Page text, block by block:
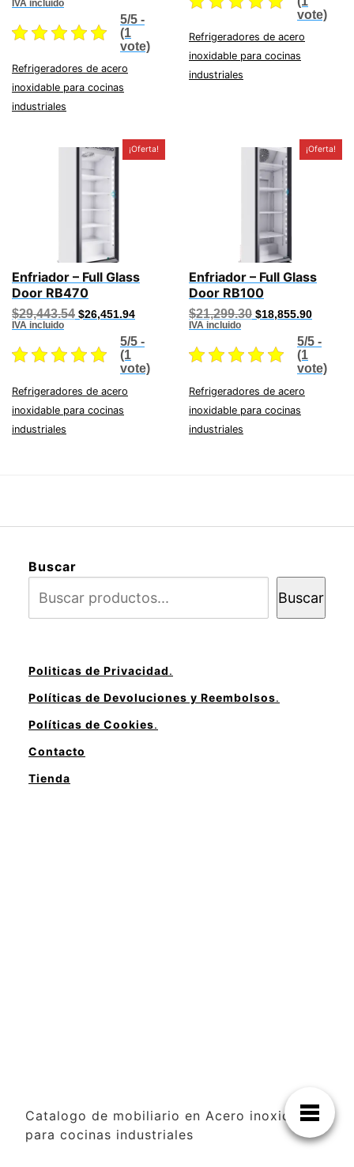
$79,098.50.
is:
$41,840.04.
IVA incluido
5/5 -
(1
vote)
Refrigeradores de acero
inoxidable para cocinas
industriales
vote)
Refrigeradores de acero
inoxidable para cocinas
industriales
¡Oferta!
Enfriador – Full Glass
Door RB470
$29,443.54 Original
$29,443.54.
$26,451.94
is:
$26,451.94.
IVA incluido
5/5 -
(1
vote)
Refrigeradores de acero
inoxidable para cocinas
industriales
¡Oferta!
Enfriador – Full Glass
Door RB100
$21,299.30 Original
$21,299.30.
$18,855.90Current
is:
IVA incluido
5/5 -
(1
vote)
Refrigeradores de acero
inoxidable para cocinas
industriales
Buscar
Buscar
Politicas de Privacidad.
Políticas de Devoluciones y Reembolsos.
Políticas de Cookies.
Contacto
Tienda
Catalogo de mobiliario en Acero inoxidable
para cocinas industriales